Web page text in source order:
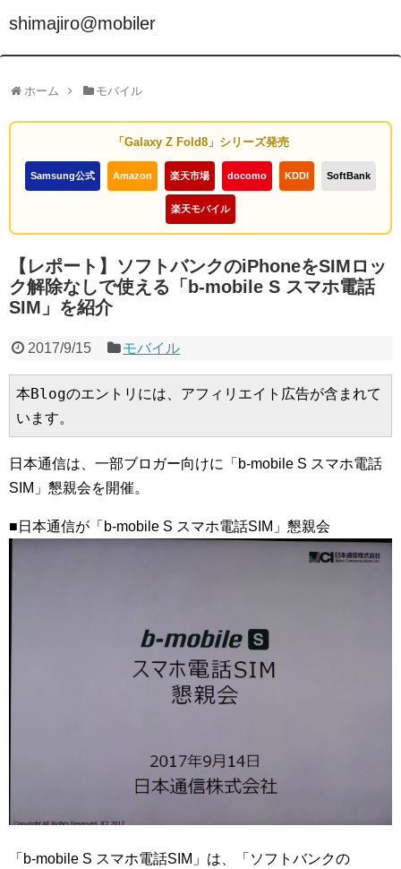
shimajiro@mobiler
ホーム モバイル
「Galaxy Z Fold8」シリーズ発売
Samsung公式 Amazon 楽天市場 docomo KDDI SoftBank
楽天モバイル
【レポート】ソフトバンクのiPhoneをSIMロッ
ク解除なしで使える「b-mobile S スマホ電話
SIM」を紹介
2017/9/15 モバイル
本Blogのエントリには、アフィリエイト広告が含まれて
います。
日本通信は、一部ブロガー向けに「b-mobile S スマホ電話
SIM」懇親会を開催。
■日本通信が「b-mobile S スマホ電話SIM」懇親会
「b-mobile S スマホ電話SIM」は、「ソフトバンクの